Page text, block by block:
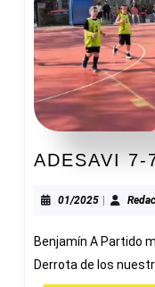
ADESAVI 7-
01/202501/2025
Benjamín A Partido
Derrota de los